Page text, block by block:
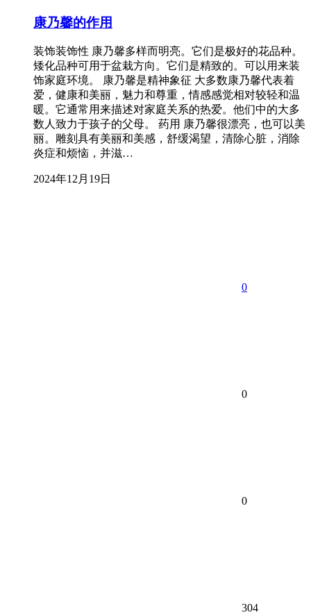
康乃馨的作用
装饰装饰性 康乃馨多样而明亮。它们是极好的花品种。
矮化品种可用于盆栽方向。它们是精致的。可以用来装
饰家庭环境。 康乃馨是精神象征 大多数康乃馨代表着
爱，健康和美丽，魅力和尊重，情感感觉相对较轻和温
暖。它通常用来描述对家庭关系的热爱。他们中的大多
数人致力于孩子的父母。 药用 康乃馨很漂亮，也可以美
丽。雕刻具有美丽和美感，舒缓渴望，清除心脏，消除
炎症和烦恼，并滋…
2024年12月19日
0
0
0
304